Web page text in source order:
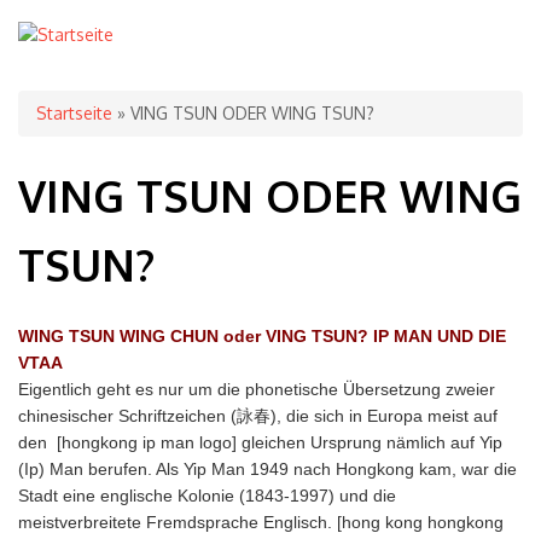
Sie sind hier
Startseite » VING TSUN ODER WING TSUN?
VING TSUN ODER WING
TSUN?
WING TSUN WING CHUN oder VING TSUN? IP MAN UND DIE
VTAA
Eigentlich geht es nur um die phonetische Übersetzung zweier
chinesischer Schriftzeichen (詠春), die sich in Europa meist auf
den [hongkong ip man logo] gleichen Ursprung nämlich auf Yip
(Ip) Man berufen. Als Yip Man 1949 nach Hongkong kam, war die
Stadt eine englische Kolonie (1843-1997) und die
meistverbreitete Fremdsprache Englisch. [hong kong hongkong